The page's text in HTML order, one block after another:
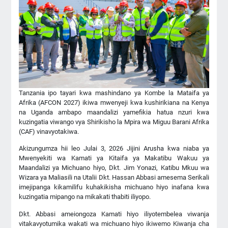
Tanzania ipo tayari kwa mashindano ya Kombe la Mataifa ya
Afrika (AFCON 2027) ikiwa mwenyeji kwa kushirikiana na Kenya
na Uganda ambapo maandalizi yamefikia hatua nzuri kwa
kuzingatia viwango vya Shirikisho la Mpira wa Miguu Barani Afrika
(CAF) vinavyotakiwa.
Akizungumza hii leo Julai 3, 2026 Jijini Arusha kwa niaba ya
Mwenyekiti wa Kamati ya Kitaifa ya Makatibu Wakuu ya
Maandalizi ya Michuano hiyo, Dkt. Jim Yonazi, Katibu Mkuu wa
Wizara ya Maliasili na Utalii Dkt. Hassan Abbasi amesema Serikali
imejipanga kikamilifu kuhakikisha michuano hiyo inafana kwa
kuzingatia mipango na mikakati thabiti iliyopo.
Dkt. Abbasi ameiongoza Kamati hiyo iliyotembelea viwanja
vitakavyotumika wakati wa michuano hiyo ikiwemo Kiwanja cha